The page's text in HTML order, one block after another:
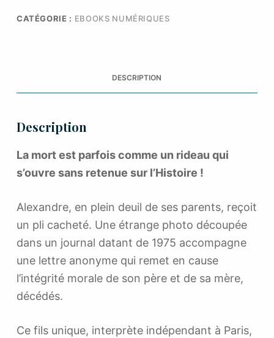
testament
CATÉGORIE : EBOOKS NUMÉRIQUES
DESCRIPTION
Description
La mort est parfois comme un rideau qui
s’ouvre sans retenue sur l’Histoire !
Alexandre, en plein deuil de ses parents, reçoit
un pli cacheté. Une étrange photo découpée
dans un journal datant de 1975 accompagne
une lettre anonyme qui remet en cause
l’intégrité morale de son père et de sa mère,
décédés.
Ce fils unique, interprète indépendant à Paris,